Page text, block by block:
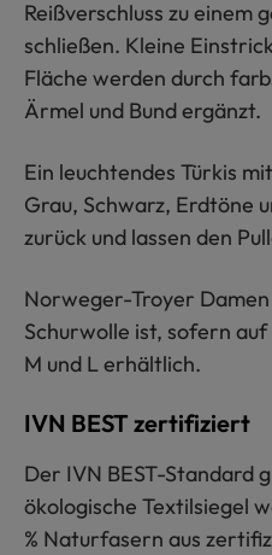
Reißverschluss zu einem
schließen. Kleine
Fläche werden durch
Ärmel und Bund ergänzt.
Ein leuchtendes Türkis
Grau, Schwarz, Erdtöne
zurück und lassen den
Norweger-Troyer
Schurwolle ist, sofern
M und L erhältlich.
IVN BEST zertifiziert
Der IVN BEST-Standard
ökologische Textilsiegel
% Naturfasern aus